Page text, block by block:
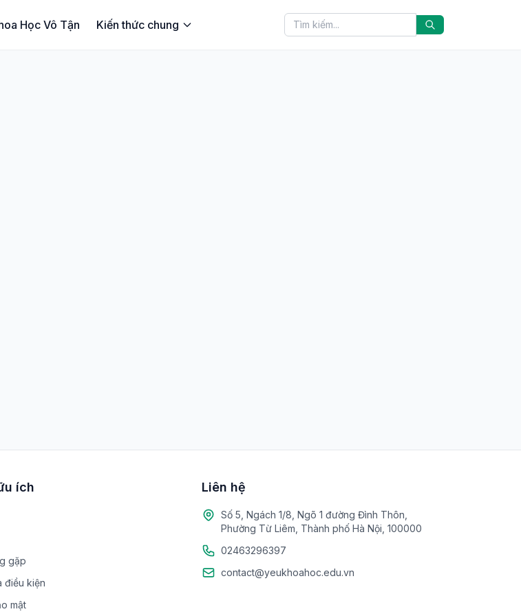
Học Vô Tận Kiến thức chung
ích
gặp
điều kiện
mật
Liên hệ
Số 5, Ngách 1/8, Ngõ 1 đường Đình Thôn,
Phường Từ Liêm, Thành phố Hà Nội, 100000
02463296397
contact@yeukhoahoc.edu.vn